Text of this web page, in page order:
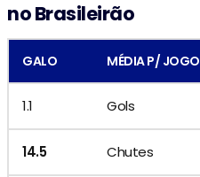
no Brasileirão
GALO MÉDIA P/ JOGO
1.1 Gols
14.5 Chutes